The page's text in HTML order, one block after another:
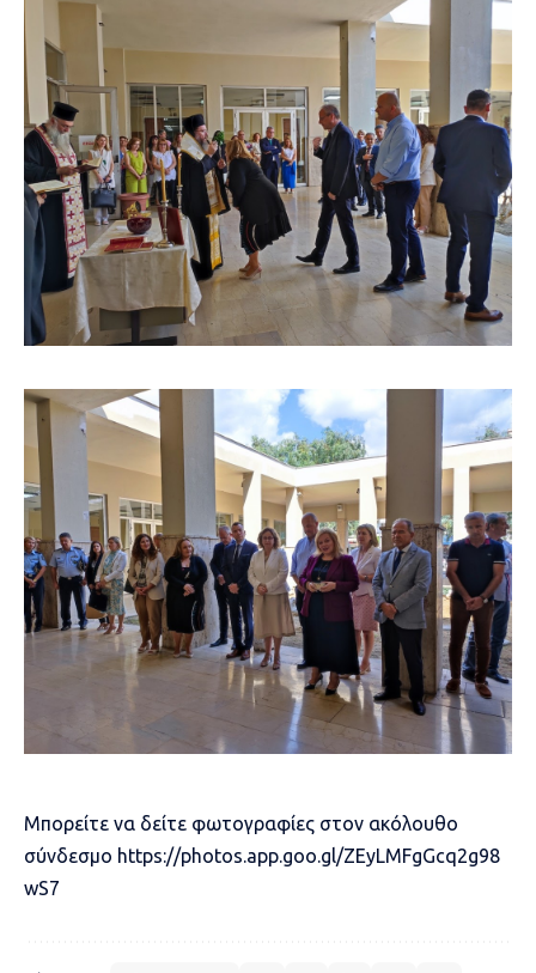
Μπορείτε να δείτε φωτογραφίες στον ακόλουθο
σύνδεσμο https://photos.app.goo.gl/ZEyLMFgGcq2g98
wS7